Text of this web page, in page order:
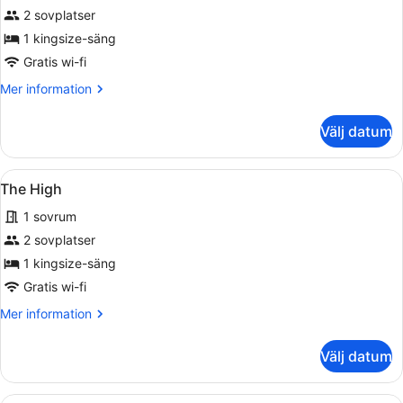
Double
Room
+
2 sovplatser
1 kingsize-säng
Gratis wi-fi
Mer information
Mer
Double
Room
+
Välj datum
Öppna
alla
foton
för
The
High
Ett hotellrum med en stor säng,
5
The High
1 sovrum
2 sovplatser
1 kingsize-säng
Gratis wi-fi
Mer information
Mer
High
Välj datum